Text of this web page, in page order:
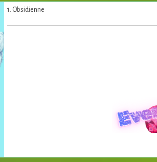
1. Obsidienne